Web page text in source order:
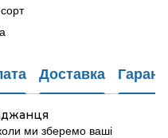
Доставка
ми зберемо ваші